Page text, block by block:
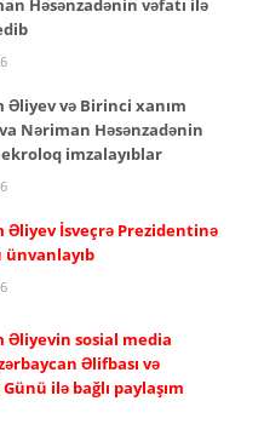
Həsənzadənin vəfatı ilə
Əliyev və Birinci xanım
Nəriman Həsənzadənin
imzalayıblar
Əliyev İsveçrə Prezidentinə
Əliyevin sosial media
Əlifbası və
ilə bağlı paylaşım